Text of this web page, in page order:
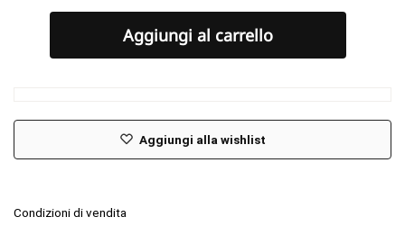
Aggiungi al carrello
Aggiungi alla wishlist
Condizioni di vendita